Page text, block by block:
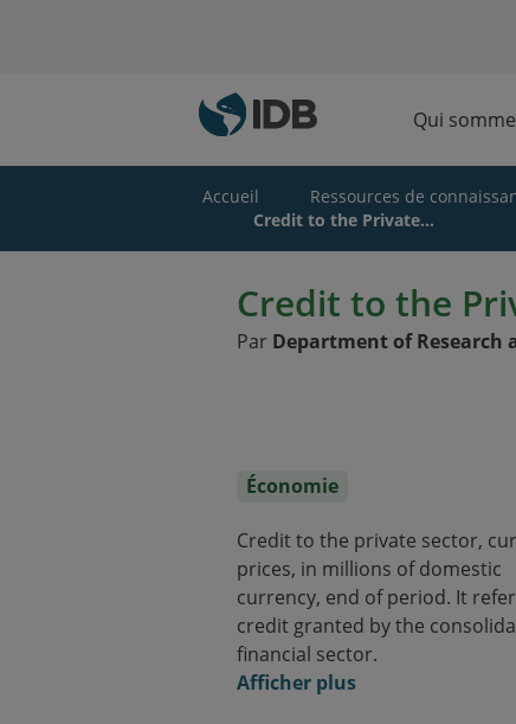
Qui
Accueil Ressources de
Credit to the Private...
Credit to the
Par Department of Research
Économie
Credit to the private sector,
prices, in millions of domestic
currency, end of period. It
credit granted by the
financial sector.
Afficher plus